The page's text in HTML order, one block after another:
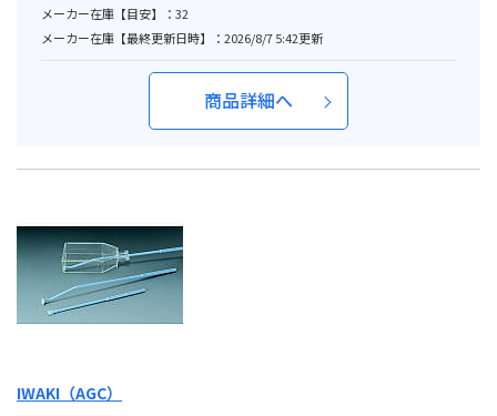
メーカー在庫【目安】：32
メーカー在庫【最終更新日時】：2026/8/7 5:42更新
商品詳細へ
IWAKI（AGC）